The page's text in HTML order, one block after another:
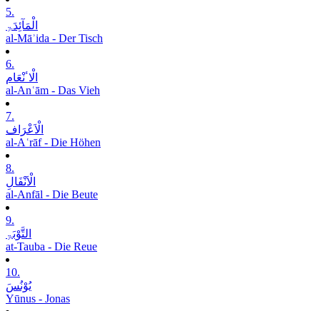
5.
الْمَآئِدَۃِ
al-Māʾida - Der Tisch
6.
الْاٴنْعَام
al-Anʿām - Das Vieh
7.
الْاَعْرَاف
al-Aʿrāf - Die Höhen
8.
الْاَنْفَالِ
al-Anfāl - Die Beute
9.
التَّوْبَۃِ
at-Tauba - Die Reue
10.
یُوْنُسَ
Yūnus - Jonas